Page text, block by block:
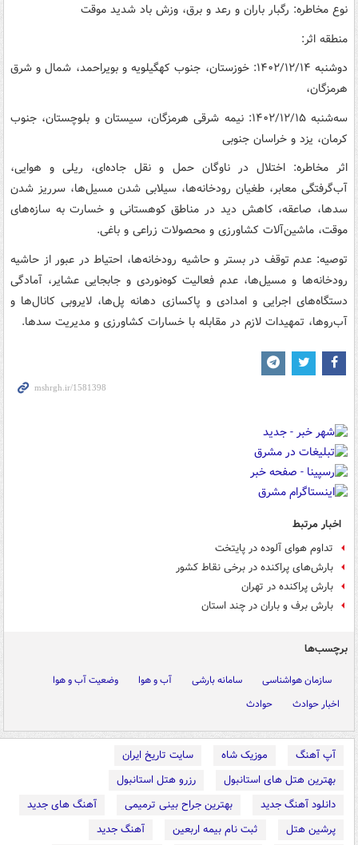
نوع مخاطره: رگبار باران و رعد و برق، وزش باد شدید موقت
منطقه اثر:
دوشنبه ۱۴۰۲/۱۲/۱۴: خوزستان، جنوب کهگیلویه و بویراحمد، شمال و شرق
هرمزگان،
سه‌شنبه ۱۴۰۲/۱۲/۱۵: نیمه شرقی هرمزگان، سیستان و بلوچستان، جنوب
کرمان، یزد و خراسان جنوبی
اثر مخاطره: اختلال در ناوگان حمل و نقل جاده‌ای، ریلی و هوایی،
آب‌گرفتگی معابر، طغیان رودخانه‌ها، سیلابی شدن مسیل‌ها، سرریز شدن
سدها، صاعقه، کاهش دید در مناطق کوهستانی و خسارت به سازه‌های
موقت، ماشین‌آلات کشاورزی و محصولات زراعی و باغی.
توصیه: عدم توقف در بستر و حاشیه رودخانه‌ها، احتیاط در عبور از حاشیه
رودخانه‌ها و مسیل‌ها، عدم فعالیت کوه‌نوردی و جابجایی عشایر، آمادگی
دستگاه‌های اجرایی و امدادی و پاکسازی دهانه پل‌ها، لایروبی کانال‌ها و
آب‌روها، تمهیدات لازم در مقابله با خسارات کشاورزی و مدیریت سدها.
اخبار مرتبط
تداوم هوای آلوده در پایتخت
بارش‌های پراکنده در برخی نقاط کشور
بارش پراکنده در تهران
بارش برف و باران در چند استان
برچسب‌ها
سازمان هواشناسی سامانه بارشی آب و هوا
وضعیت آب و هوا
اخبار حوادث
حوادث
آپ آهنگ موزیک شاه
سایت تاریخ ایران
بهترین هتل های استانبول
رزرو هتل استانبول
دانلود آهنگ جدید
بهترین جراح بینی ترمیمی
آهنگ های جدید
پرشین هتل
ثبت نام بیمه اربعین
آهنگ جدید